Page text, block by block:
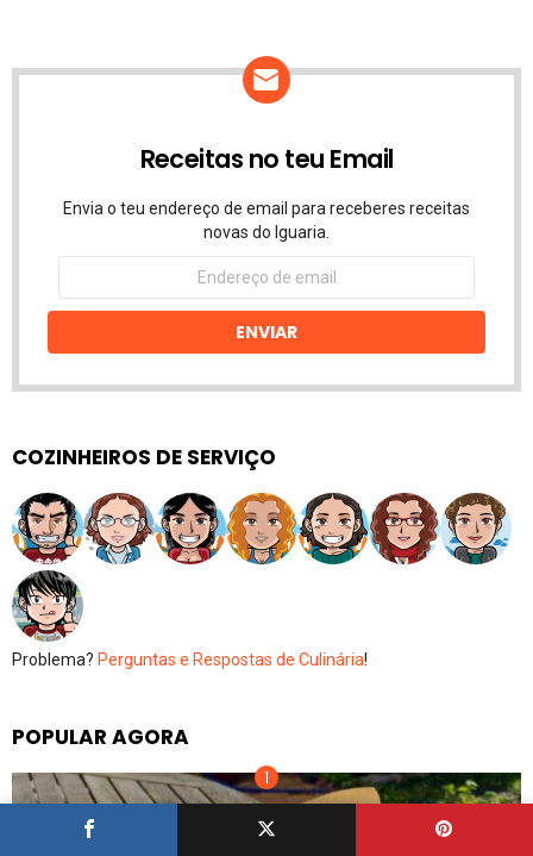
Receitas no teu Email
Envia o teu endereço de email para receberes receitas
novas do Iguaria.
Endereço
email
ENVIAR
COZINHEIROS DE SERVIÇO
Problema? Perguntas e Respostas de Culinária!
POPULAR AGORA